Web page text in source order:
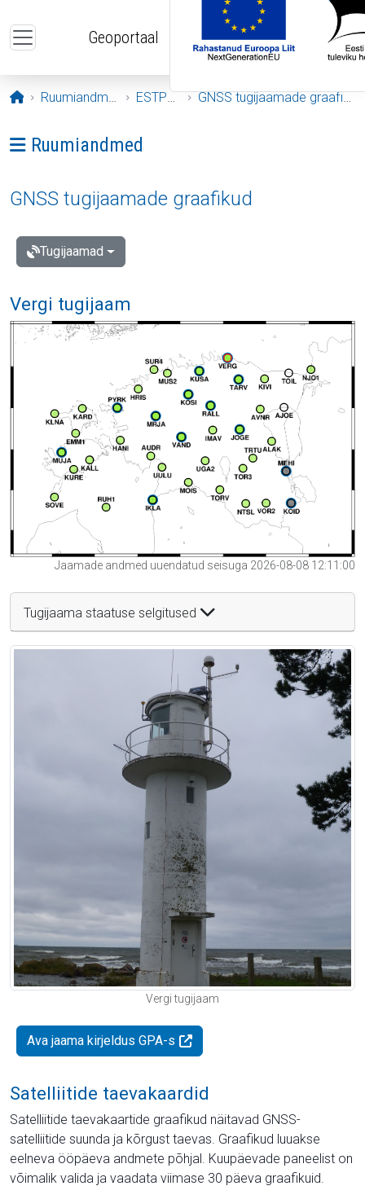
Geoportaal
Avaleht
Ruumiandmed ESTPOS GNSS tugijaamade graafikud
Ava menüü: Ruumiandmed
Ruumiandmed
GNSS tugijaamade graafikud
Tugijaamad
Vergi tugijaam
Jaamade andmed uuendatud seisuga 2026-08-08 12:11:00
Tugijaama staatuse selgitused
Vergi tugijaam
Ava jaama kirjeldus GPA-s
Satelliitide taevakaardid
Satelliitide taevakaartide graafikud näitavad GNSS-
satelliitide suunda ja kõrgust taevas. Graafikud luuakse
eelneva ööpäeva andmete põhjal. Kuupäevade paneelist on
võimalik valida ja vaadata viimase 30 päeva graafikuid.